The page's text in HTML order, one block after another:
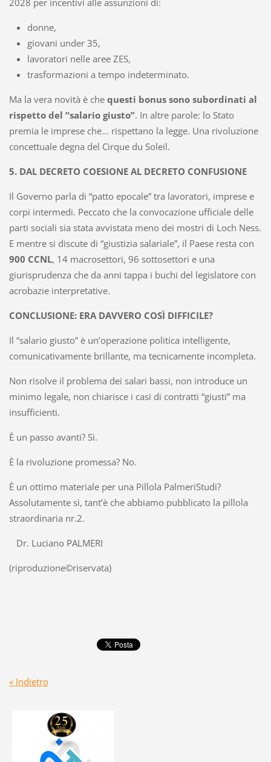
donne,
giovani under 35,
lavoratori nelle aree ZES,
trasformazioni a tempo indeterminato.
Ma la vera novità è che questi bonus sono subordinati al
rispetto del “salario giusto”. In altre parole: lo Stato
premia le imprese che… rispettano la legge. Una rivoluzione
concettuale degna del Cirque du Soleil.
5. DAL DECRETO COESIONE AL DECRETO CONFUSIONE
Il Governo parla di “patto epocale” tra lavoratori, imprese e
corpi intermedi. Peccato che la convocazione ufficiale delle
parti sociali sia stata avvistata meno dei mostri di Loch Ness.
E mentre si discute di “giustizia salariale”, il Paese resta con
900 CCNL, 14 macrosettori, 96 sottosettori e una
giurisprudenza che da anni tappa i buchi del legislatore con
acrobazie interpretative.
CONCLUSIONE: ERA DAVVERO COSÌ DIFFICILE?
Il “salario giusto” è un’operazione politica intelligente,
comunicativamente brillante, ma tecnicamente incompleta.
Non risolve il problema dei salari bassi, non introduce un
minimo legale, non chiarisce i casi di contratti “giusti” ma
insufficienti.
È un passo avanti? Sì.
È la rivoluzione promessa? No.
È un ottimo materiale per una Pillola PalmeriStudi?
Assolutamente sì, tant’è che abbiamo pubblicato la pillola
straordinaria nr.2.
Dr. Luciano PALMERI
(riproduzione©riservata)
« Indietro